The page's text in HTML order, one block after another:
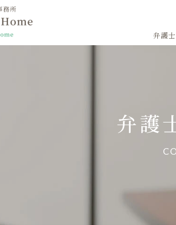
弁護
弁護